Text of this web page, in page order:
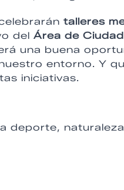
talleres
del Área de
una buena
entorno. Y
iniciativas.
deporte,